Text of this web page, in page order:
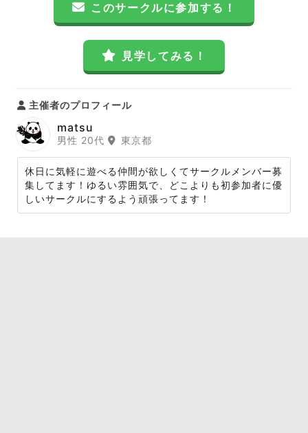
このサークルに参加する！
見学してみる！
主催者のプロフィール
matsu
男性 20代 東京都
休日に気軽に遊べる仲間が欲しくてサークルメンバー募
集してます！ゆるい雰囲気で、どこよりも初参加者に優
しいサークルにするよう頑張ってます！